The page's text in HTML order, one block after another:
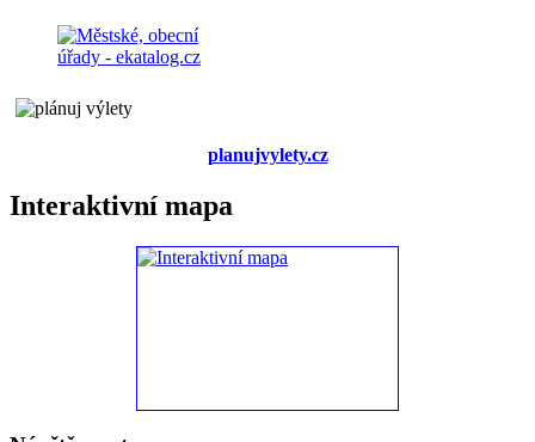
planujvylety.cz
Interaktivní mapa